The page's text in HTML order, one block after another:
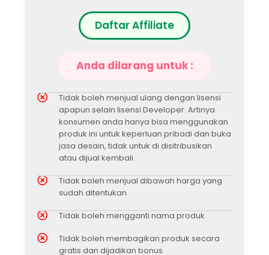
Daftar Affiliate
Anda dilarang untuk :
Tidak boleh menjual ulang dengan lisensi
apapun selain lisensi Developer. Artinya
konsumen anda hanya bisa menggunakan
produk ini untuk keperluan pribadi dan buka
jasa desain, tidak untuk di disitribusikan
atau dijual kembali.
Tidak boleh menjual dibawah harga yang
sudah ditentukan
Tidak boleh mengganti nama produk
Tidak boleh membagikan produk secara
gratis dan dijadikan bonus.